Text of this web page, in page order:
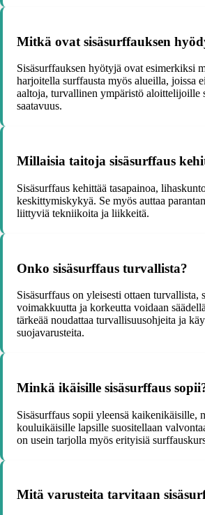
Mitkä ovat sisäsurffauksen
Sisäsurffauksen hyötyjä ovat esimerkiksi
harjoitella surffausta myös alueilla, joissa
aaltoja, turvallinen ympäristö aloittelijoille
saatavuus.
Millaisia taitoja sisäsurffaus
Sisäsurffaus kehittää tasapainoa,
keskittymiskykyä. Se myös auttaa
liittyviä tekniikoita ja liikkeitä.
Onko sisäsurffaus turvallista?
Sisäsurffaus on yleisesti ottaen turvallista,
voimakkuutta ja korkeutta voidaan
tärkeää noudattaa turvallisuusohjeita ja
suojavarusteita.
Minkä ikäisille sisäsurffaus
Sisäsurffaus sopii yleensä kaikenikäisille,
kouluikäisille lapsille suositellaan
on usein tarjolla myös erityisiä
Mitä varusteita tarvitaan